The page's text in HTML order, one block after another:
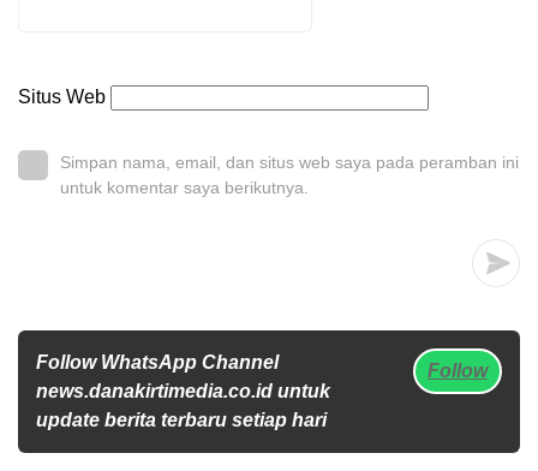
Situs Web
Simpan nama, email, dan situs web saya pada peramban ini
untuk komentar saya berikutnya.
Follow WhatsApp Channel
news.danakirtimedia.co.id untuk
update berita terbaru setiap hari
Follow